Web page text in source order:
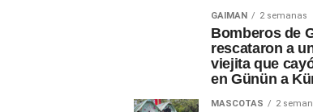
GAIMAN 2 semanas
Bomberos de
rescataron a
viejita que
en Günün a
MASCOTAS 2